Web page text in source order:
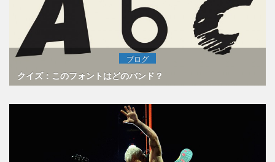
ブログ
クイズ：このフォントはどのバンド？